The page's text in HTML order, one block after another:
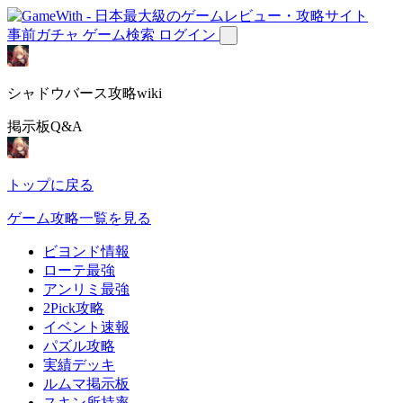
事前ガチャ ゲーム検索 ログイン
シャドウバース攻略wiki
掲示板Q&A
トップに戻る
ゲーム攻略一覧を見る
ビヨンド情報
ローテ最強
アンリミ最強
2Pick攻略
イベント速報
パズル攻略
実績デッキ
ルムマ掲示板